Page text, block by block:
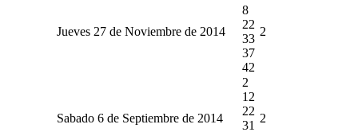
Jueves 27 de Noviembre de 2014
8
22
33
37
42
2
Sabado 6 de Septiembre de 2014
2
12
22
31
2